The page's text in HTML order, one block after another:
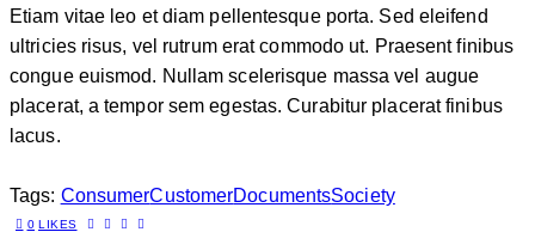
labore
et
dolore.
By
Kevin
Etiam vitae leo et diam pellentesque porta. Sed eleifend
ultricies risus, vel rutrum erat commodo ut. Praesent finibus
congue euismod. Nullam scelerisque massa vel augue
placerat, a tempor sem egestas. Curabitur placerat finibus
lacus.
Tags: ConsumerCustomerDocumentsSociety
0 LIKES